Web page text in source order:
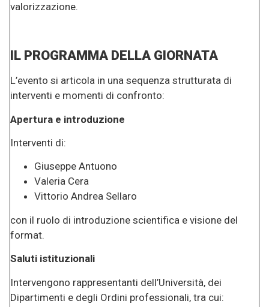
valorizzazione.
IL PROGRAMMA DELLA GIORNATA
L’evento si articola in una sequenza strutturata di
interventi e momenti di confronto:
Apertura e introduzione
Interventi di:
Giuseppe Antuono
Valeria Cera
Vittorio Andrea Sellaro
con il ruolo di introduzione scientifica e visione del
format.
Saluti istituzionali
Intervengono rappresentanti dell’Università, dei
Dipartimenti e degli Ordini professionali, tra cui: